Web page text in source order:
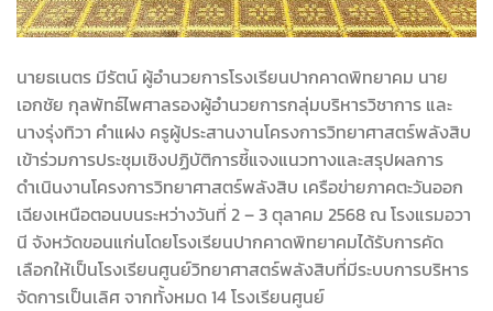
นายธเนตร มีรัตน์ ผู้อำนวยการโรงเรียนปากคาดพิทยาคม นาย
เอกชัย กุลพัทธ์ไพศาลรองผู้อำนวยการกลุ่มบริหารวิชาการ และ
นางรุ่งทิวา คำแฝง ครูผู้ประสานงานโครงการวิทยาศาสตร์พลังสิบ
เข้าร่วมการประชุมเชิงปฏิบัติการชี้แจงแนวทางและสรุปผลการ
ดำเนินงานโครงการวิทยาศาสตร์พลังสิบ เครือข่ายภาคตะวันออก
เฉียงเหนือตอนบนระหว่างวันที่ 2 – 3 ตุลาคม 2568 ณ โรงแรมอวา
นี จังหวัดขอนแก่นโดยโรงเรียนปากคาดพิทยาคมได้รับการคัด
เลือกให้เป็นโรงเรียนศูนย์วิทยาศาสตร์พลังสิบที่มีระบบการบริหาร
จัดการเป็นเลิศ จากทั้งหมด 14 โรงเรียนศูนย์